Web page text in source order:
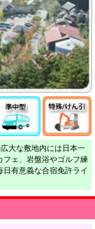
大な敷地内には日本一
ェ、岩盤浴やゴルフ練
有意義な合宿免許ライ